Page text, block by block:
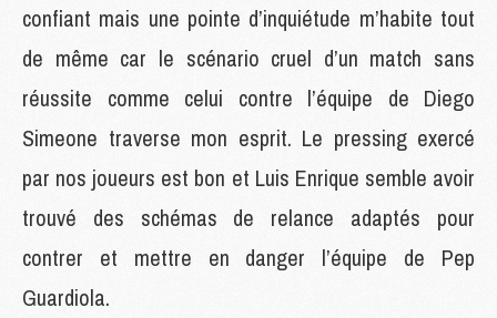
confiant mais une pointe d’inquiétude m’habite tout
de même car le scénario cruel d’un match sans
réussite comme celui contre l’équipe de Diego
Simeone traverse mon esprit. Le pressing exercé
par nos joueurs est bon et Luis Enrique semble avoir
trouvé des schémas de relance adaptés pour
contrer et mettre en danger l’équipe de Pep
Guardiola.